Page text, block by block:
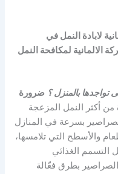
لابادة النمل في
الالمانية لمكافحة النمل
بالمنزل ؟ ضرورة
من أكثر النمل المزعجة
بسرعة في المنازل
والأسطح التي تلامسها،
التسمم الغذائي
بطرق فعّالة